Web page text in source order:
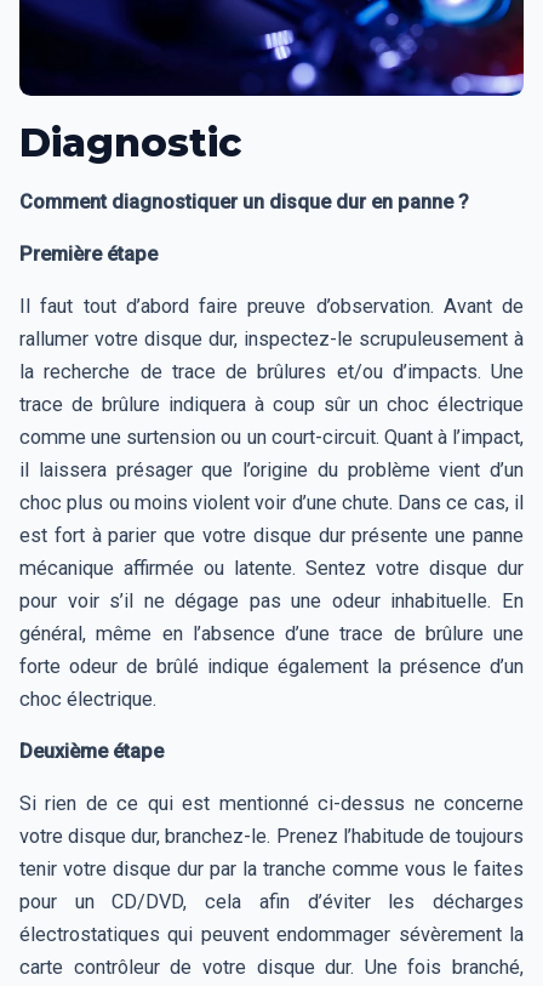
Diagnostic
Comment diagnostiquer un disque dur en panne ?
Première étape
Il faut tout d’abord faire preuve d’observation. Avant de
rallumer votre disque dur, inspectez-le scrupuleusement à
la recherche de trace de brûlures et/ou d’impacts. Une
trace de brûlure indiquera à coup sûr un choc électrique
comme une surtension ou un court-circuit. Quant à l’impact,
il laissera présager que l’origine du problème vient d’un
choc plus ou moins violent voir d’une chute. Dans ce cas, il
est fort à parier que votre disque dur présente une panne
mécanique affirmée ou latente. Sentez votre disque dur
pour voir s’il ne dégage pas une odeur inhabituelle. En
général, même en l’absence d’une trace de brûlure une
forte odeur de brûlé indique également la présence d’un
choc électrique.
Deuxième étape
Si rien de ce qui est mentionné ci-dessus ne concerne
votre disque dur, branchez-le. Prenez l’habitude de toujours
tenir votre disque dur par la tranche comme vous le faites
pour un CD/DVD, cela afin d’éviter les décharges
électrostatiques qui peuvent endommager sévèrement la
carte contrôleur de votre disque dur. Une fois branché,